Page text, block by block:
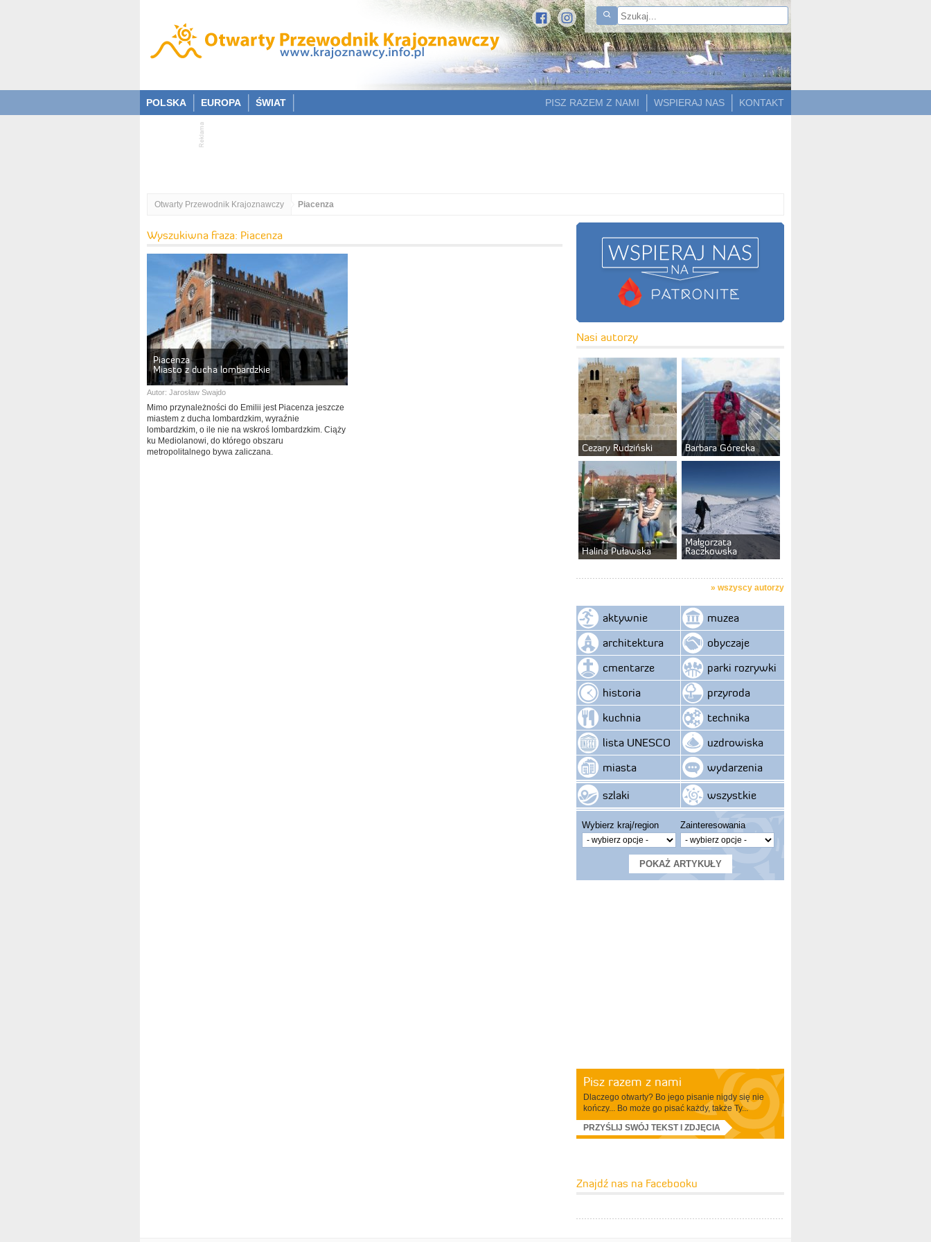
POLSKA EUROPA ŚWIAT KONTAKT
WSPIERAJ NAS
PISZ RAZEM Z NAMI
Otwarty Przewodnik Krajoznawczy Piacenza
Wyszukiwna fraza: Piacenza
Piacenza
Miasto z ducha lombardzkie
Autor: Jarosław Swajdo
Mimo przynależności do Emilii jest Piacenza jeszcze
miastem z ducha lombardzkim, wyraźnie
lombardzkim, o ile nie na wskroś lombardzkim. Ciąży
ku Mediolanowi, do którego obszaru
metropolitalnego bywa zaliczana.
Nasi autorzy
Cezary Rudziński Barbara Górecka
Halina Puławska
Małgorzata
Raczkowska
» wszyscy autorzy
aktywnie
architektura
cmentarze
historia
kuchnia
lista UNESCO
miasta
szlaki
muzea
obyczaje
parki rozrywki
przyroda
technika
uzdrowiska
wydarzenia
wszystkie
Wybierz kraj/region Zainteresowania
Pisz razem z nami
Dlaczego otwarty? Bo jego pisanie nigdy się nie
kończy... Bo może go pisać każdy, także Ty...
PRZYŚLIJ SWÓJ TEKST I ZDJĘCIA
Znajdź nas na Facebooku